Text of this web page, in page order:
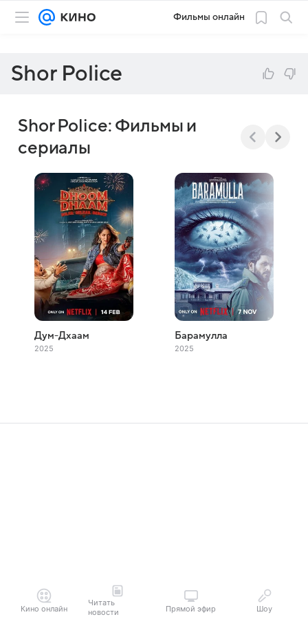
Фильмы онлайн
Shor Police
Shor Police: Фильмы и
сериалы
Дум-Дхаам
2025
Барамулла
2025
Кино онлайн
Читать
новости
Прямой эфир Шоу